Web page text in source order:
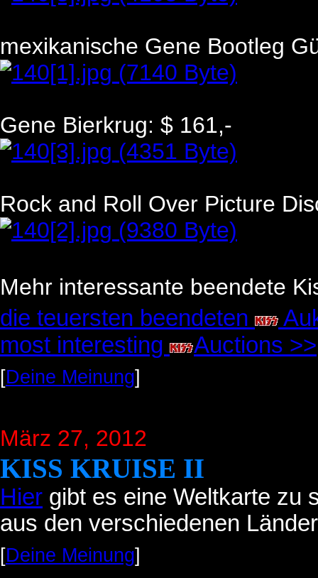
mexikanische Gene Bootleg
Gene Bierkrug: $ 161,-
Rock and Roll Over Picture
Mehr interessante beendete
die teuersten beendeten
most interesting
Auctions >>
[Deine Meinung]
März 27, 2012
KISS KRUISE II
Hier gibt es eine Weltkarte zu
aus den verschiedenen
[Deine Meinung]